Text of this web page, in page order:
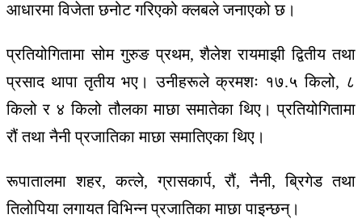
आधारमा विजेता छनोट गरिएको क्लबले जनाएको छ।
प्रतियोगितामा सोम गुरुङ प्रथम, शैलेश रायमाझी द्वितीय तथा
प्रसाद थापा तृतीय भए। उनीहरूले क्रमशः १७.५ किलो, ८
किलो र ४ किलो तौलका माछा समातेका थिए। प्रतियोगितामा
रौं तथा नैनी प्रजातिका माछा समातिएका थिए।
रूपातालमा शहर, कत्ले, ग्रासकार्प, रौं, नैनी, ब्रिगेड तथा
तिलोपिया लगायत विभिन्न प्रजातिका माछा पाइन्छन्।